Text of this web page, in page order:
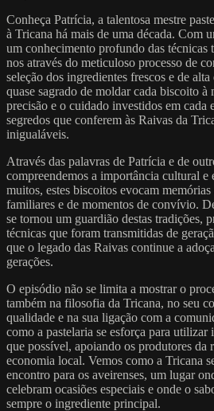
Conheça Patrícia, a talentosa mestre
à Tricana há mais de uma década. Com
um conhecimento profundo das técnicas
nos através do meticuloso processo de
seleção dos ingredientes frescos e de
quase sagrado de moldar cada biscoito à
precisão e o cuidado investidos em cada
segredos que conferem às Raivas da
inigualáveis.
Através das palavras de Patrícia e de
compreendemos a importância cultural e
muitos, estes biscoitos evocam
familiares e de momentos de convívio.
se tornou um guardião destas tradições,
técnicas que foram transmitidas de
que o legado das Raivas continue a
gerações.
O episódio não se limita a mostrar o
também na filosofia da Tricana, no seu
qualidade e na sua ligação com a
como a pastelaria se esforça para utilizar
que possível, apoiando os produtores da
economia local. Vemos como a Tricana
encontro para os aveirenses, um lugar
celebram ocasiões especiais e onde o
sempre o ingrediente principal.